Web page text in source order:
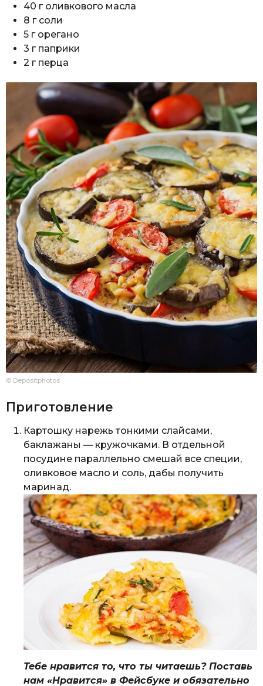
40 г оливкового масла
8 г соли
5 г орегано
3 г паприки
2 г перца
© Depositphotos
Приготовление
Картошку нарежь тонкими слайсами,
баклажаны — кружочками. В отдельной
посудине параллельно смешай все специи,
оливковое масло и соль, дабы получить
маринад.
Тебе нравится то, что ты читаешь? Поставь
нам «Нравится» в Фейсбуке и обязательно